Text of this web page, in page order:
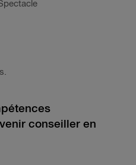
conseiller en